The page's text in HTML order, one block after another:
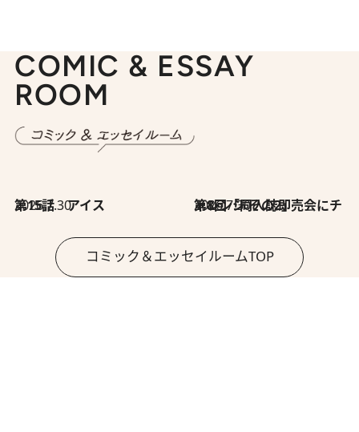
COMIC & ESSAY
ROOM
2026.7.30
第15話 アイス 2026.7.30
第8回「同人誌即売会にチャレンジ その2」
コミック＆エッセイルームTOP